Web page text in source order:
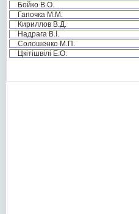
Бойко В.О.
Гапочка М.М.
Кириллов В.Д.
Надрага В.І.
Солошенко М.П.
Цкітішвілі Е.О.